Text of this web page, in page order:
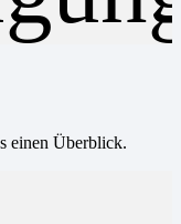
einen Überblick.